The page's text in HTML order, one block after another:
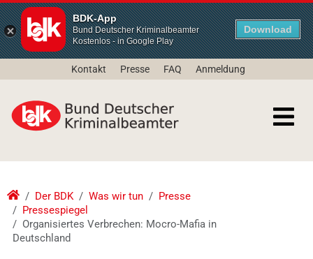
BDK-App
Bund Deutscher Kriminalbeamter
Kostenlos - in Google Play
Download
Kontakt Presse FAQ Anmeldung
Der BDK Was wir tun
Presse
Pressespiegel
Organisiertes Verbrechen: Mocro-Mafia in
Deutschland